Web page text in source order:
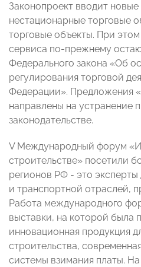
Законопроект вводит новые
нестационарные торговые
торговые объекты. При
сервиса по-прежнему
Федерального закона «Об
регулирования торговой
Федерации».
направлены на устранение
законодательстве.
V Международный форум
строительстве» посетили
регионов РФ - это
и транспортной отраслей,
Работа международного
выставки, на которой была
инновационная продукция
строительства,
системы взимания платы.